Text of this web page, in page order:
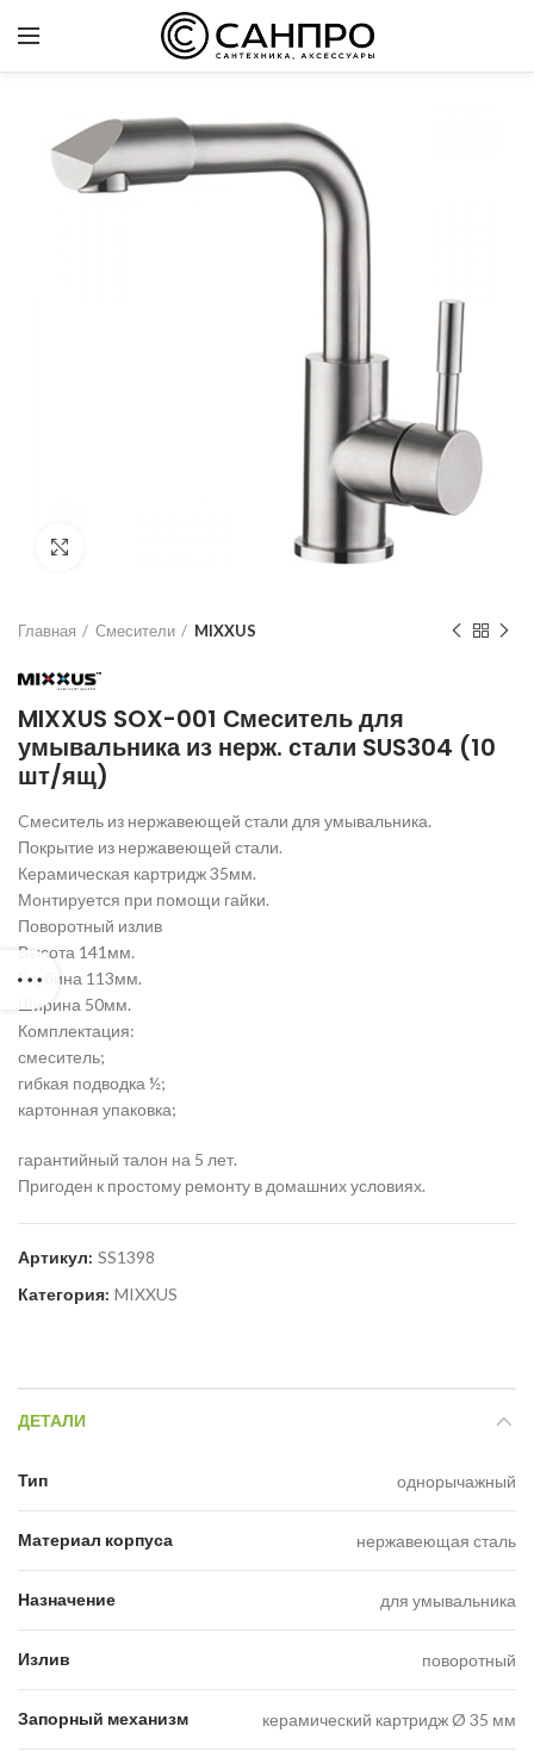
Главная Смесители MIXXUS
MIXXUS SOX-001 Смеситель для
умывальника из нерж. стали SUS304 (10
шт/ящ)
Cмеситель из нержавеющей стали для умывальника.
Покрытие из нержавеющей стали.
Керамическая картридж 35мм.
Монтируется при помощи гайки.
Поворотный излив
Высота 141мм.
Глубина 113мм.
Ширина 50мм.
Комплектация:
смеситель;
гибкая подводка ½;
картонная упаковка;
гарантийный талон на 5 лет.
Пригоден к простому ремонту в домашних условиях.
Артикул: SS1398
Категория: MIXXUS
ДЕТАЛИ
Тип однорычажный
Материал корпуса нержавеющая сталь
Назначение для умывальника
Излив поворотный
Запорный механизм керамический картридж Ø 35 мм